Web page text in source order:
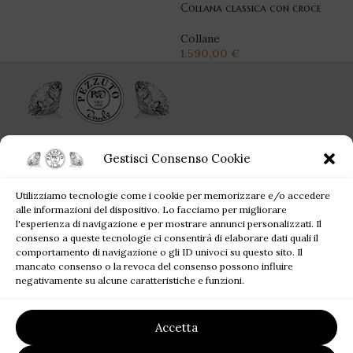
Gestisci Consenso Cookie
Utilizziamo tecnologie come i cookie per memorizzare e/o accedere
alle informazioni del dispositivo. Lo facciamo per migliorare
l'esperienza di navigazione e per mostrare annunci personalizzati. Il
consenso a queste tecnologie ci consentirà di elaborare dati quali il
comportamento di navigazione o gli ID univoci su questo sito. Il
mancato consenso o la revoca del consenso possono influire
negativamente su alcune caratteristiche e funzioni.
Accetta
Collana classica con croce
Collane
1.590,00 €
Ogni singolo gioiello acquistato da Pezzuto Jewels è per sempre!
Tel: +39 081 81 81 945
Mail: pezzutofrancesco21@gmail.com
JEWELS BLOG
LINK UTILI